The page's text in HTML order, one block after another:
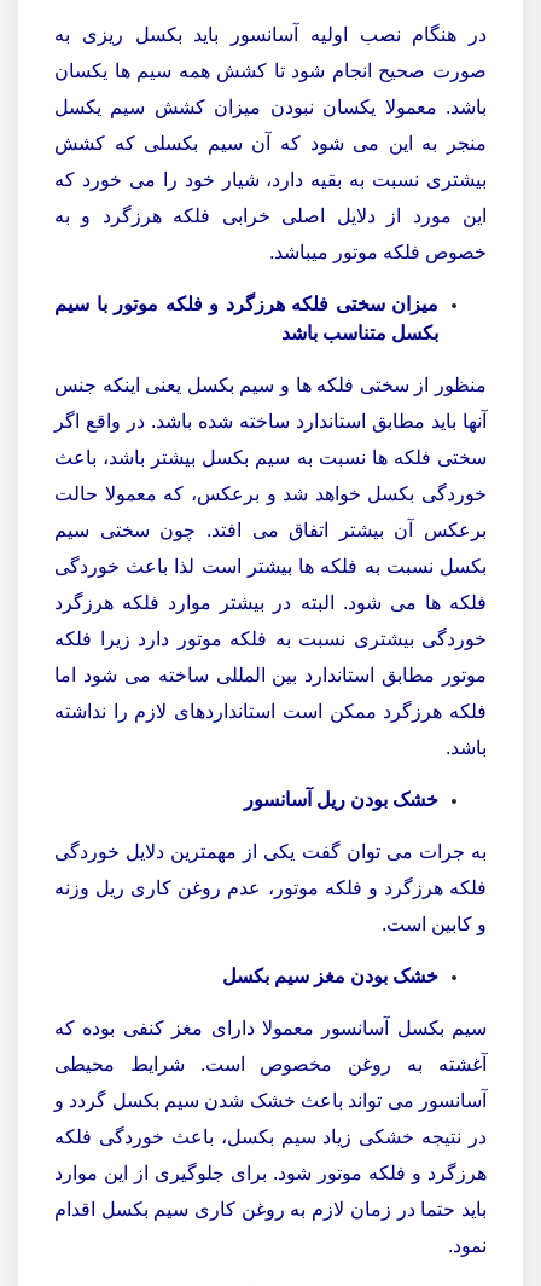
در هنگام نصب اولیه آسانسور باید بکسل ریزی به
صورت صحیح انجام شود تا کشش همه سیم ها یکسان
باشد. معمولا یکسان نبودن میزان کشش سیم یکسل
منجر به این می شود که آن سیم بکسلی که کشش
بیشتری نسبت به بقیه دارد، شیار خود را می خورد که
این مورد از دلایل اصلی خرابی فلکه هرزگرد و به
خصوص فلکه موتور میباشد.
میزان سختی فلکه هرزگرد و فلکه موتور با سیم
بکسل متناسب باشد
منظور از سختی فلکه ها و سیم بکسل یعنی اینکه جنس
آنها باید مطابق استاندارد ساخته شده باشد. در واقع اگر
سختی فلکه ها نسبت به سیم بکسل بیشتر باشد، باعث
خوردگی بکسل خواهد شد و برعکس، که معمولا حالت
برعکس آن بیشتر اتفاق می افتد. چون سختی سیم
بکسل نسبت به فلکه ها بیشتر است لذا باعث خوردگی
فلکه ها می شود. البته در بیشتر موارد فلکه هرزگرد
خوردگی بیشتری نسبت به فلکه موتور دارد زیرا فلکه
موتور مطابق استاندارد بین المللی ساخته می شود اما
فلکه هرزگرد ممکن است استانداردهای لازم را نداشته
باشد.
خشک بودن ریل آسانسور
به جرات می توان گفت یکی از مهمترین دلایل خوردگی
فلکه هرزگرد و فلکه موتور، عدم روغن کاری ریل وزنه
و کابین است.
خشک بودن مغز سیم بکسل
سیم بکسل آسانسور معمولا دارای مغز کنفی بوده که
آغشته به روغن مخصوص است. شرایط محیطی
آسانسور می تواند باعث خشک شدن سیم بکسل گردد و
در نتیجه خشکی زیاد سیم بکسل، باعث خوردگی فلکه
هرزگرد و فلکه موتور شود. برای جلوگیری از این موارد
باید حتما در زمان لازم به روغن کاری سیم بکسل اقدام
نمود.